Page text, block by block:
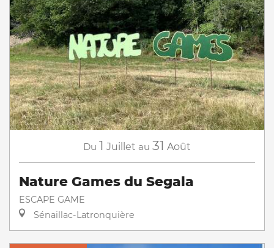
Du 1 Juillet au 31 Août
Nature Games du Segala
ESCAPE GAME
Sénaillac-Latronquière